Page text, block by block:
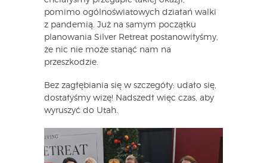
pomimo ogólnoświatowych działań walki
z pandemią. Już na samym początku
planowania Silver Retreat postanowiłyśmy,
że nic nie może stanąć nam na
przeszkodzie.
Bez zagłębiania się w szczegóły: udało się,
dostałyśmy wizę! Nadszedł więc czas, aby
wyruszyć do Utah.